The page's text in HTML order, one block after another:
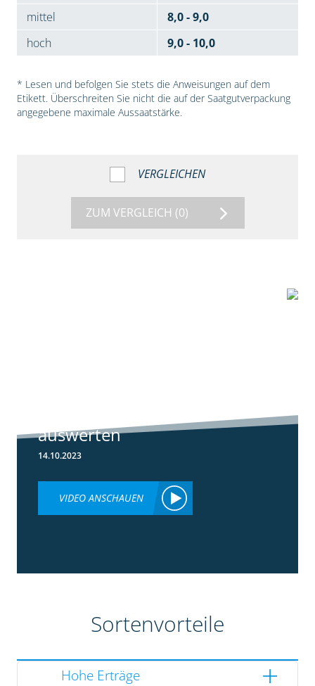
mittel
8,0 - 9,0
hoch
9,0 - 10,0
* Lesen und befolgen Sie stets die Anweisungen auf dem
Etikett. Überschreiten Sie nicht die auf der Saatgutverpackung
angegebene maximale Aussaatstärke.
VERGLEICHEN
ZUM VERGLEICH (0)
auswerten
14.10.2023
VIDEO ANSCHAUEN
Sortenvorteile
Hohe Erträge